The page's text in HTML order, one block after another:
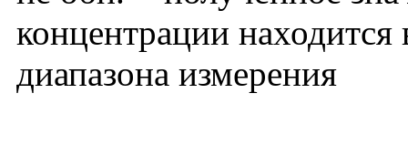
концентрации
диапазона измерения